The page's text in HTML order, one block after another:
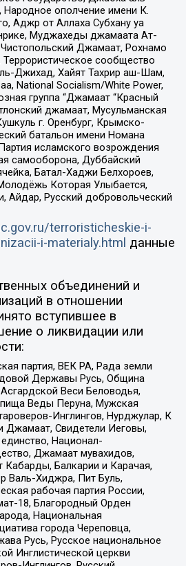
ополчение имени К.
Аджр от Аллаха Субхану уа
Муджахеды джамаата Ат-
Джамаат, Рохнамо
сообщество
Джихад, Хайят Тахрир аш-Шам,
National Socialism/White Power,
группа “Джамаат “Красный
джамаат, Мусульманская
г. Оренбург, Крымско-
батальон имени Номана
исламского возрождения
самооборона, Дуббайский
Батал-Хаджи Белхороев,
Которая Улыбается,
Айдар, Русский добровольческий
terroristicheskie-i-
i-materialy.html данные
объединений и
в отношении
вступившее в
о ликвидации или
партия, ВЕК РА, Рада земли
Державы Русь, Община
Веси Беловодья,
Веды Перуна, Мужская
Инглингов, Нурджулар, К
Джамаат, Свидетели Иеговы,
Национал-
Джамаат мувахидов,
Балкарии и Карачая,
Валь-Хиджра, Пит Буль,
рабочая партия России,
18, Благородный Орден
Национальная
города Череповца,
Русь, Русское национальное
Инглистической церкви